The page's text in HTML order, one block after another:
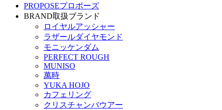
PROPOSEプロポーズ
BRAND取扱ブランド
ロイヤルアッシャー
ラザールダイヤモンド
モニッケンダム
PERFECT ROUGH
MUNISO
萬時
YUKA HOJO
カフェリング
クリスチャンバウアー